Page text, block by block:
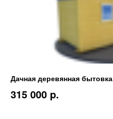
Дачная деревянная
315 000 p.